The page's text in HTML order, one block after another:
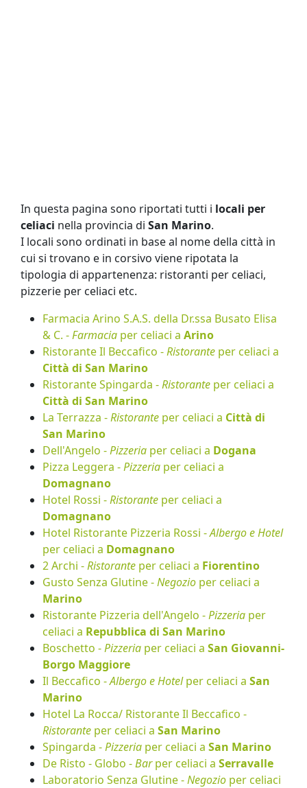
In questa pagina sono riportati tutti i locali per
celiaci nella provincia di San Marino.
I locali sono ordinati in base al nome della città in
cui si trovano e in corsivo viene ripotata la
tipologia di appartenenza: ristoranti per celiaci,
pizzerie per celiaci etc.
Farmacia Arino S.A.S. della Dr.ssa Busato Elisa
& C. -Farmacia per celiaci a Arino
Ristorante Il Beccafico -Ristorante per celiaci a
Città di San Marino
Ristorante Spingarda -Ristorante per celiaci a
Città di San Marino
La Terrazza -Ristorante per celiaci a Città di
San Marino
Dell'Angelo -Pizzeria per celiaci a Dogana
Pizza Leggera -Pizzeria per celiaci a
Domagnano
Hotel Rossi -Ristorante per celiaci a
Domagnano
Hotel Ristorante Pizzeria Rossi -Albergo e Hotel
per celiaci a Domagnano
2 Archi -Ristorante per celiaci a Fiorentino
Gusto Senza Glutine -Negozio per celiaci a
Marino
Ristorante Pizzeria dell'Angelo -Pizzeria per
celiaci a Repubblica di San Marino
Boschetto -Pizzeria per celiaci a San Giovanni-
Borgo Maggiore
Il Beccafico -Albergo e Hotelper celiaci a San
Marino
Hotel La Rocca/ Ristorante Il Beccafico -
Ristorante per celiaci a San Marino
Spingarda -Pizzeria per celiaci a San Marino
De Risto - Globo -Barper celiaci a Serravalle
Laboratorio Senza Glutine -Negozio per celiaci